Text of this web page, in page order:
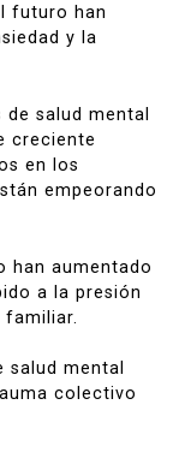
futuro han
y la
salud mental
creciente
en los
empeorando
han aumentado
a la presión
familiar.
salud mental
colectivo